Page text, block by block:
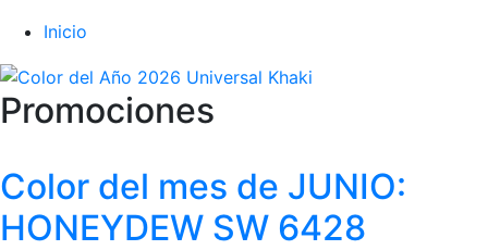
Inicio
Promociones
Color del mes de JUNIO:
HONEYDEW SW 6428